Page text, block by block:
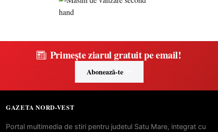
Primește ziarul gratuit pe email!
Abonează-te
GAZETA NORD-VEST
Portal multimedia de stiri pentru judetul Satu Mare, integrat cu